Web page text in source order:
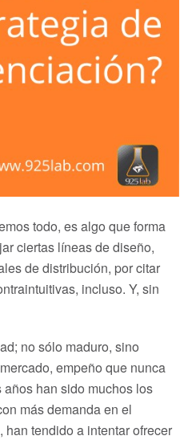
todo, es algo que forma
ciertas líneas de diseño,
de distribución, por citar
incluso. Y, sin
no sólo maduro, sino
empeño que nunca
han sido muchos los
más demanda en el
tendido a intentar ofrecer